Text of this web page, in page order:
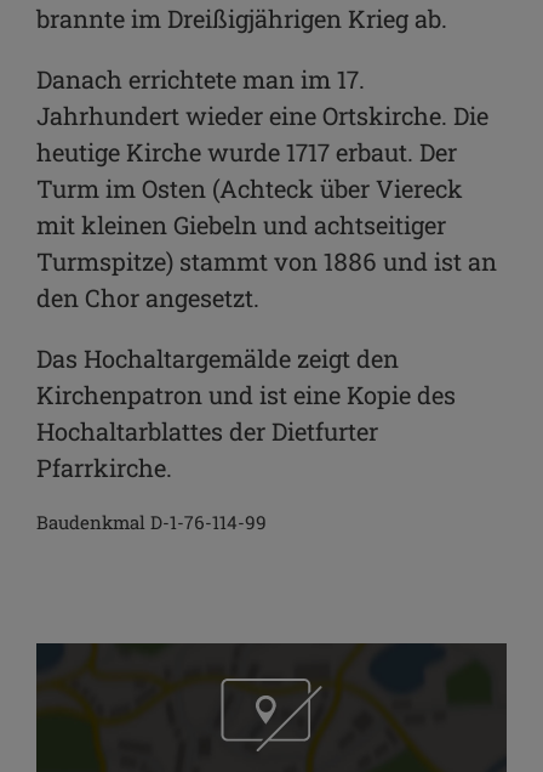
brannte im Dreißigjährigen Krieg ab.
Danach errichtete man im 17.
Jahrhundert wieder eine Ortskirche. Die
heutige Kirche wurde 1717 erbaut. Der
Turm im Osten (Achteck über Viereck
mit kleinen Giebeln und achtseitiger
Turmspitze) stammt von 1886 und ist an
den Chor angesetzt.
Das Hochaltargemälde zeigt den
Kirchenpatron und ist eine Kopie des
Hochaltarblattes der Dietfurter
Pfarrkirche.
Baudenkmal D-1-76-114-99